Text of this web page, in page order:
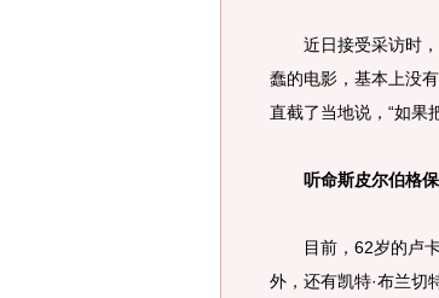
近日接受采访时，
蠢的电影，基本上没
直截了当地说，“如果
听命斯皮尔伯格保
目前，62岁的卢卡
外，还有凯特·布兰切